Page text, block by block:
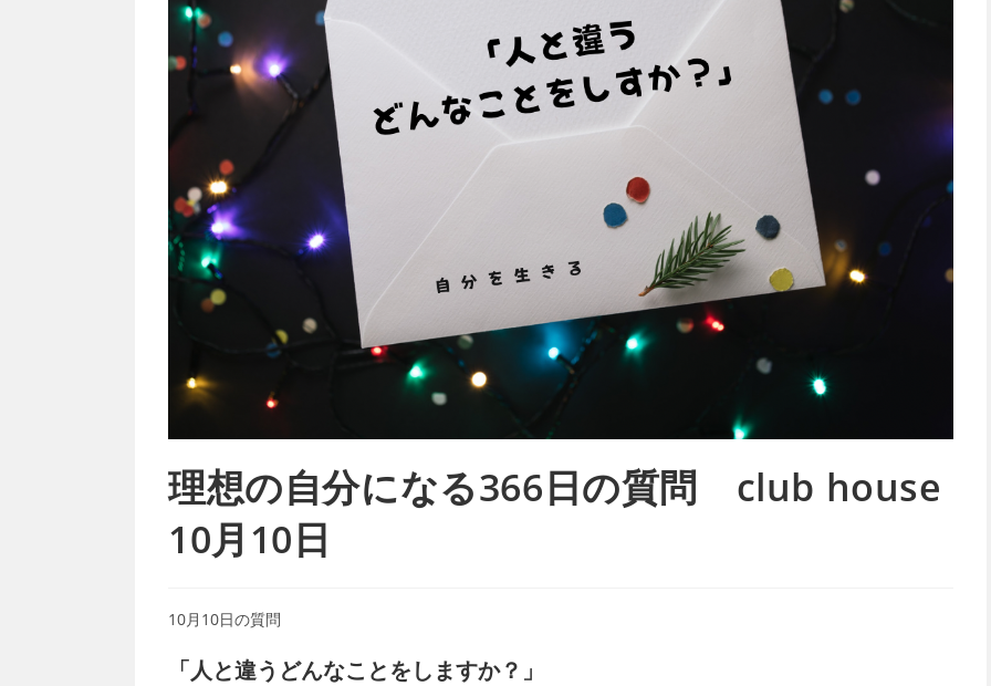
理想の自分になる366日の質問 club house
10月10日
10月10日の質問
「人と違うどんなことをしますか？」